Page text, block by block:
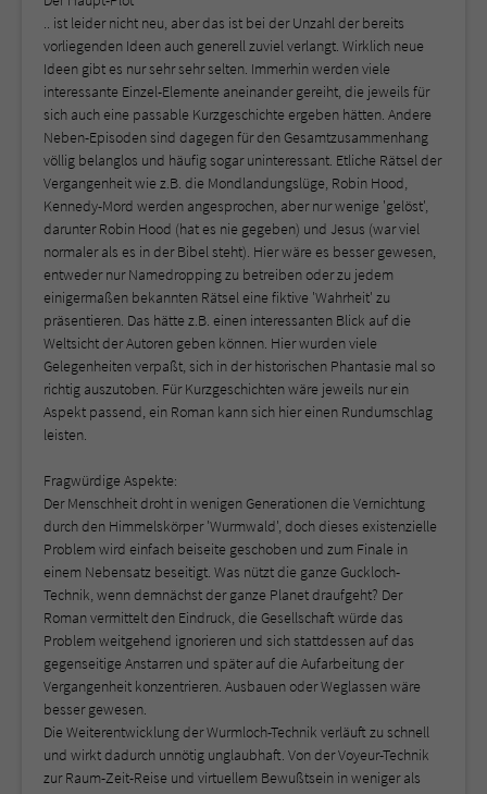
.. ist leider nicht neu, aber das ist bei der Unzahl der bereits
vorliegenden Ideen auch generell zuviel verlangt. Wirklich neue
Ideen gibt es nur sehr sehr selten. Immerhin werden viele
interessante Einzel-Elemente aneinander gereiht, die jeweils für
sich auch eine passable Kurzgeschichte ergeben hätten. Andere
Neben-Episoden sind dagegen für den Gesamtzusammenhang
völlig belanglos und häufig sogar uninteressant. Etliche Rätsel der
Vergangenheit wie z.B. die Mondlandungslüge, Robin Hood,
Kennedy-Mord werden angesprochen, aber nur wenige 'gelöst',
darunter Robin Hood (hat es nie gegeben) und Jesus (war viel
normaler als es in der Bibel steht). Hier wäre es besser gewesen,
entweder nur Namedropping zu betreiben oder zu jedem
einigermaßen bekannten Rätsel eine fiktive 'Wahrheit' zu
präsentieren. Das hätte z.B. einen interessanten Blick auf die
Weltsicht der Autoren geben können. Hier wurden viele
Gelegenheiten verpaßt, sich in der historischen Phantasie mal so
richtig auszutoben. Für Kurzgeschichten wäre jeweils nur ein
Aspekt passend, ein Roman kann sich hier einen Rundumschlag
leisten.
Fragwürdige Aspekte:
Der Menschheit droht in wenigen Generationen die Vernichtung
durch den Himmelskörper 'Wurmwald', doch dieses existenzielle
Problem wird einfach beiseite geschoben und zum Finale in
einem Nebensatz beseitigt. Was nützt die ganze Guckloch-
Technik, wenn demnächst der ganze Planet draufgeht? Der
Roman vermittelt den Eindruck, die Gesellschaft würde das
Problem weitgehend ignorieren und sich stattdessen auf das
gegenseitige Anstarren und später auf die Aufarbeitung der
Vergangenheit konzentrieren. Ausbauen oder Weglassen wäre
besser gewesen.
Die Weiterentwicklung der Wurmloch-Technik verläuft zu schnell
und wirkt dadurch unnötig unglaubhaft. Von der Voyeur-Technik
zur Raum-Zeit-Reise und virtuellem Bewußtsein in weniger als